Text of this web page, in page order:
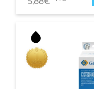
T3361
T3341
(33XL)
-
C13T33614012
C13T33414012